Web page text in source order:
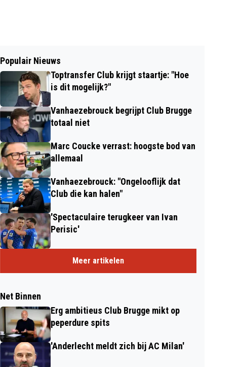
Populair Nieuws
Toptransfer Club krijgt staartje: "Hoe
is dit mogelijk?"
Vanhaezebrouck begrijpt Club Brugge
totaal niet
Marc Coucke verrast: hoogste bod van
allemaal
Vanhaezebrouck: "Ongelooflijk dat
Club die kan halen"
'Spectaculaire terugkeer van Ivan
Perisic'
Meer artikelen
Net Binnen
Erg ambitieus Club Brugge mikt op
peperdure spits
'Anderlecht meldt zich bij AC Milan'